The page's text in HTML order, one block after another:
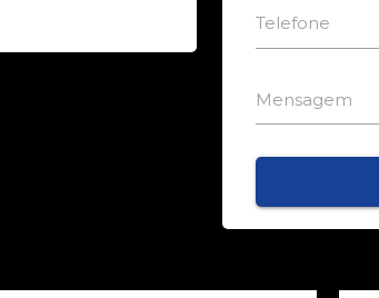
Telefone
Mensagem